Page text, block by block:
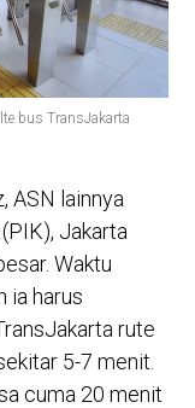
bus TransJakarta
ASN lainnya
Jakarta
Waktu
ia harus
rute
5-7 menit.
cuma 20 menit